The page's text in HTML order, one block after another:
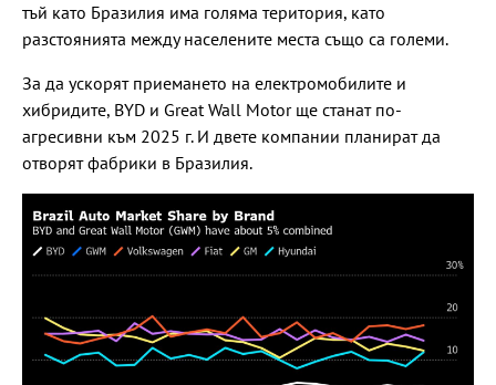
тъй като Бразилия има голяма територия, като
разстоянията между населените места също са големи.
За да ускорят приемането на електромобилите и
хибридите, BYD и Great Wall Motor ще станат по-
агресивни към 2025 г. И двете компании планират да
отворят фабрики в Бразилия.